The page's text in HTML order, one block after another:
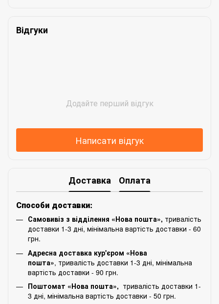
Відгуки
Додайте перший відгук
Написати відгук
Доставка Оплата
Способи доставки:
Самовивіз з відділення «Нова пошта», тривалість
доставки 1-3 дні, мінімальна вартість доставки - 60
грн.
Адресна доставка кур'єром «Нова
пошта», тривалість доставки 1-3 дні, мінімальна
вартість доставки - 90 грн.
Поштомат «Нова пошта», тривалість доставки 1-
3 дні, мінімальна вартість доставки - 50 грн.